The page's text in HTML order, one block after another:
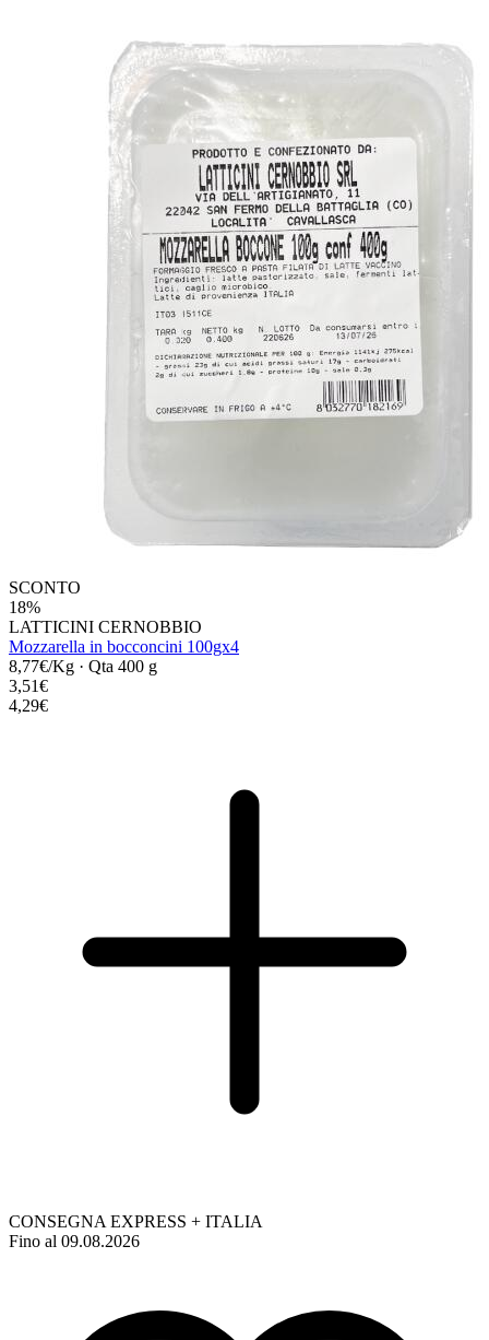
SCONTO
18%
LATTICINI CERNOBBIO
Mozzarella in bocconcini 100gx4
8,77€/Kg · Qta 400 g
3,51€
4,29€
CONSEGNA EXPRESS + ITALIA
Fino al 09.08.2026